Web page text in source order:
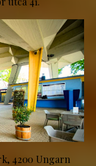
4200 Ungarn